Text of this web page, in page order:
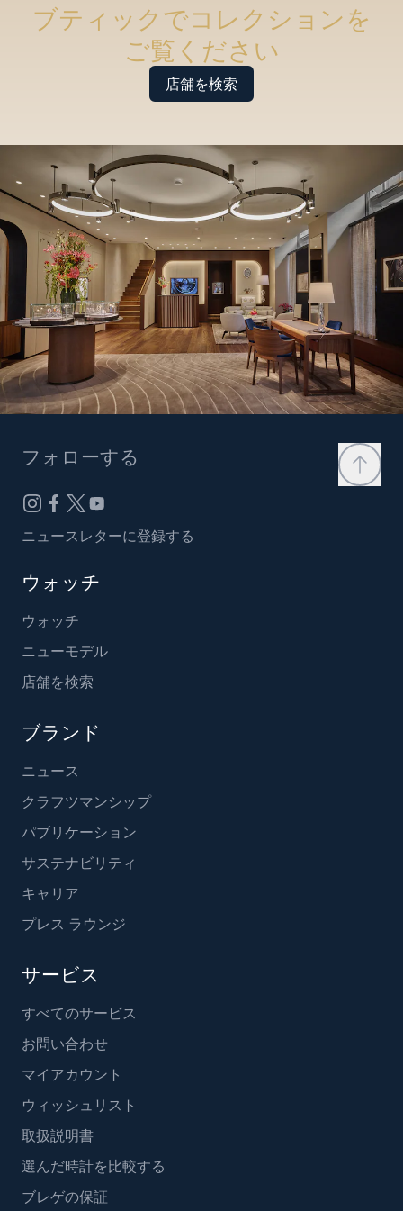
ブティックでコレクションを
ご覧ください
店舗を検索
フォローする
ニュースレターに登録する
ウォッチ
ウォッチ
ニューモデル
店舗を検索
ブランド
ニュース
クラフツマンシップ
パブリケーション
サステナビリティ
キャリア
プレス ラウンジ
サービス
すべてのサービス
お問い合わせ
マイアカウント
ウィッシュリスト
取扱説明書
選んだ時計を比較する
ブレゲの保証